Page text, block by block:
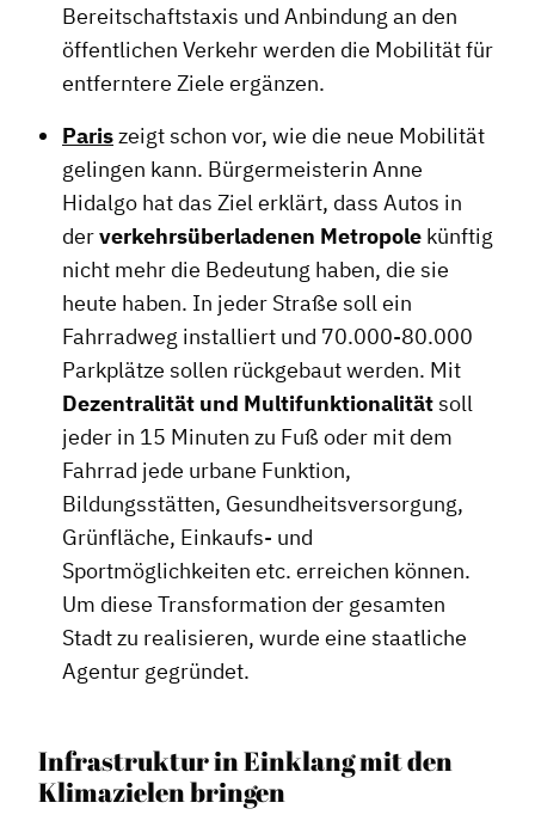
Bereitschaftstaxis und Anbindung an den
öffentlichen Verkehr werden die Mobilität für
entferntere Ziele ergänzen.
Pariszeigt schon vor, wie die neue Mobilität
gelingen kann. Bürgermeisterin Anne
Hidalgo hat das Ziel erklärt, dass Autos in
derverkehrsüberladenen Metropole künftig
nicht mehr die Bedeutung haben, die sie
heute haben. In jeder Straße soll ein
Fahrradweg installiert und 70.000-80.000
Parkplätze sollen rückgebaut werden. Mit
Dezentralität und Multifunktionalitätsoll
jeder in 15 Minuten zu Fuß oder mit dem
Fahrrad jede urbane Funktion,
Bildungsstätten, Gesundheitsversorgung,
Grünfläche, Einkaufs- und
Sportmöglichkeiten etc. erreichen können.
Um diese Transformation der gesamten
Stadt zu realisieren, wurde eine staatliche
Agentur gegründet.
Infrastruktur in Einklang mit den
Klimazielen bringen